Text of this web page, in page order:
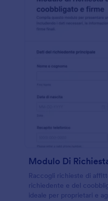
Raccogli richieste di
richiedente e del
ideale per proprietari e